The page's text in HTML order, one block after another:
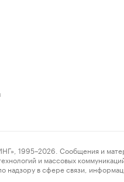
Сообщения и
и массовых
надзору в сфере связи,